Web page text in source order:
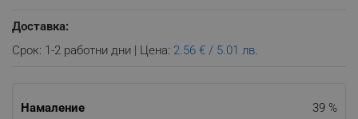
Доставка:
Срок: 1-2 работни дни | Цена: 2.56 € / 5.01 лв.
Намаление
39 %